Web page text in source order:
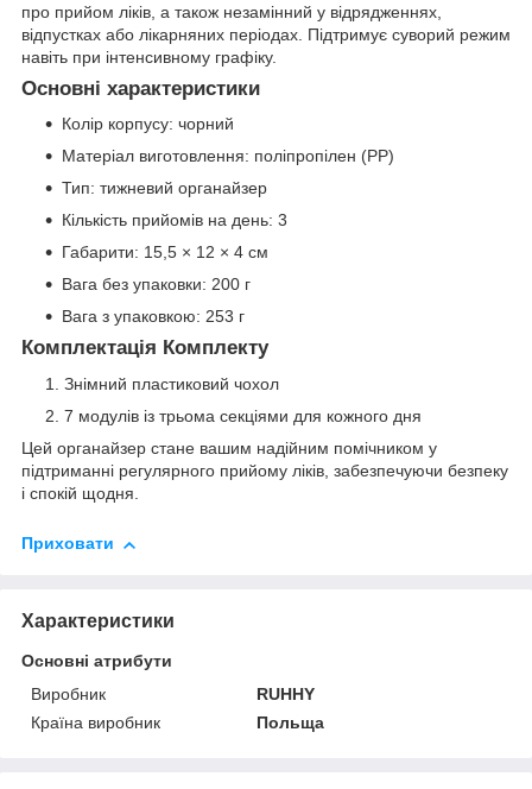
про прийом ліків, а також незамінний у відрядженнях,
відпустках або лікарняних періодах. Підтримує суворий режим
навіть при інтенсивному графіку.
Основні характеристики
Колір корпусу: чорний
Матеріал виготовлення: поліпропілен (PP)
Тип: тижневий органайзер
Кількість прийомів на день: 3
Габарити: 15,5 × 12 × 4 см
Вага без упаковки: 200 г
Вага з упаковкою: 253 г
Комплектація Комплекту
Знімний пластиковий чохол
7 модулів із трьома секціями для кожного дня
Цей органайзер стане вашим надійним помічником у
підтриманні регулярного прийому ліків, забезпечуючи безпеку
і спокій щодня.
Приховати
Характеристики
Основні атрибути
Виробник
RUHHY
Країна виробник
Польща